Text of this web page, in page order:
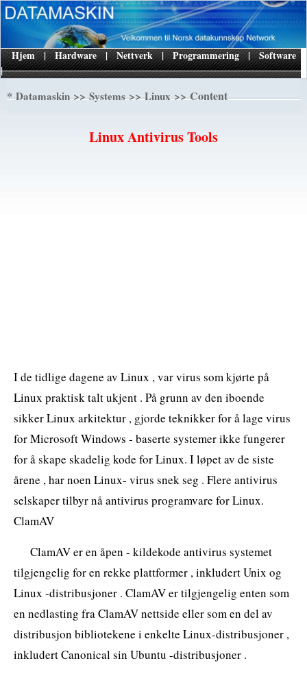
|
Hjem | Hardware | Nettverk | Programmering | Software
*Datamaskin>>Systems>>Linux>> Content
Linux Antivirus Tools
I de tidlige dagene av Linux , var virus som kjørte på
Linux praktisk talt ukjent . På grunn av den iboende
sikker Linux arkitektur , gjorde teknikker for å lage virus
for Microsoft Windows - baserte systemer ikke fungerer
for å skape skadelig kode for Linux. I løpet av de siste
årene , har noen Linux- virus snek seg . Flere antivirus
selskaper tilbyr nå antivirus programvare for Linux.
ClamAV
ClamAV er en åpen - kildekode antivirus systemet
tilgjengelig for en rekke plattformer , inkludert Unix og
Linux -distribusjoner . ClamAV er tilgjengelig enten som
en nedlasting fra ClamAV nettside eller som en del av
distribusjon bibliotekene i enkelte Linux-distribusjoner ,
inkludert Canonical sin Ubuntu -distribusjoner .